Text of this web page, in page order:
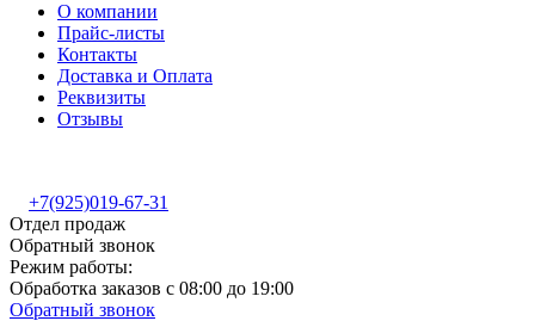
О компании
Прайс-листы
Контакты
Доставка и Оплата
Реквизиты
Отзывы
+7(925)019-67-31
Отдел продаж
Обратный звонок
Режим работы:
Обработка заказов с 08:00 до 19:00
Обратный звонок